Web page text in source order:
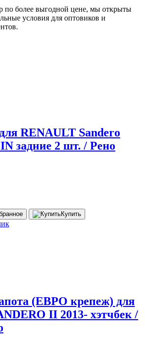
по более выгодной цене, мы открыты
условия для оптовиков и
RENAULT Sandero
задние 2 шт. / Рено
Купить
(ЕВРО крепеж) для
II 2013- хэтчбек /